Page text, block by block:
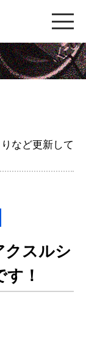
など更新して
クスルシ
！